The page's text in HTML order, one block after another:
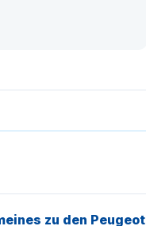
zu den Peugeot